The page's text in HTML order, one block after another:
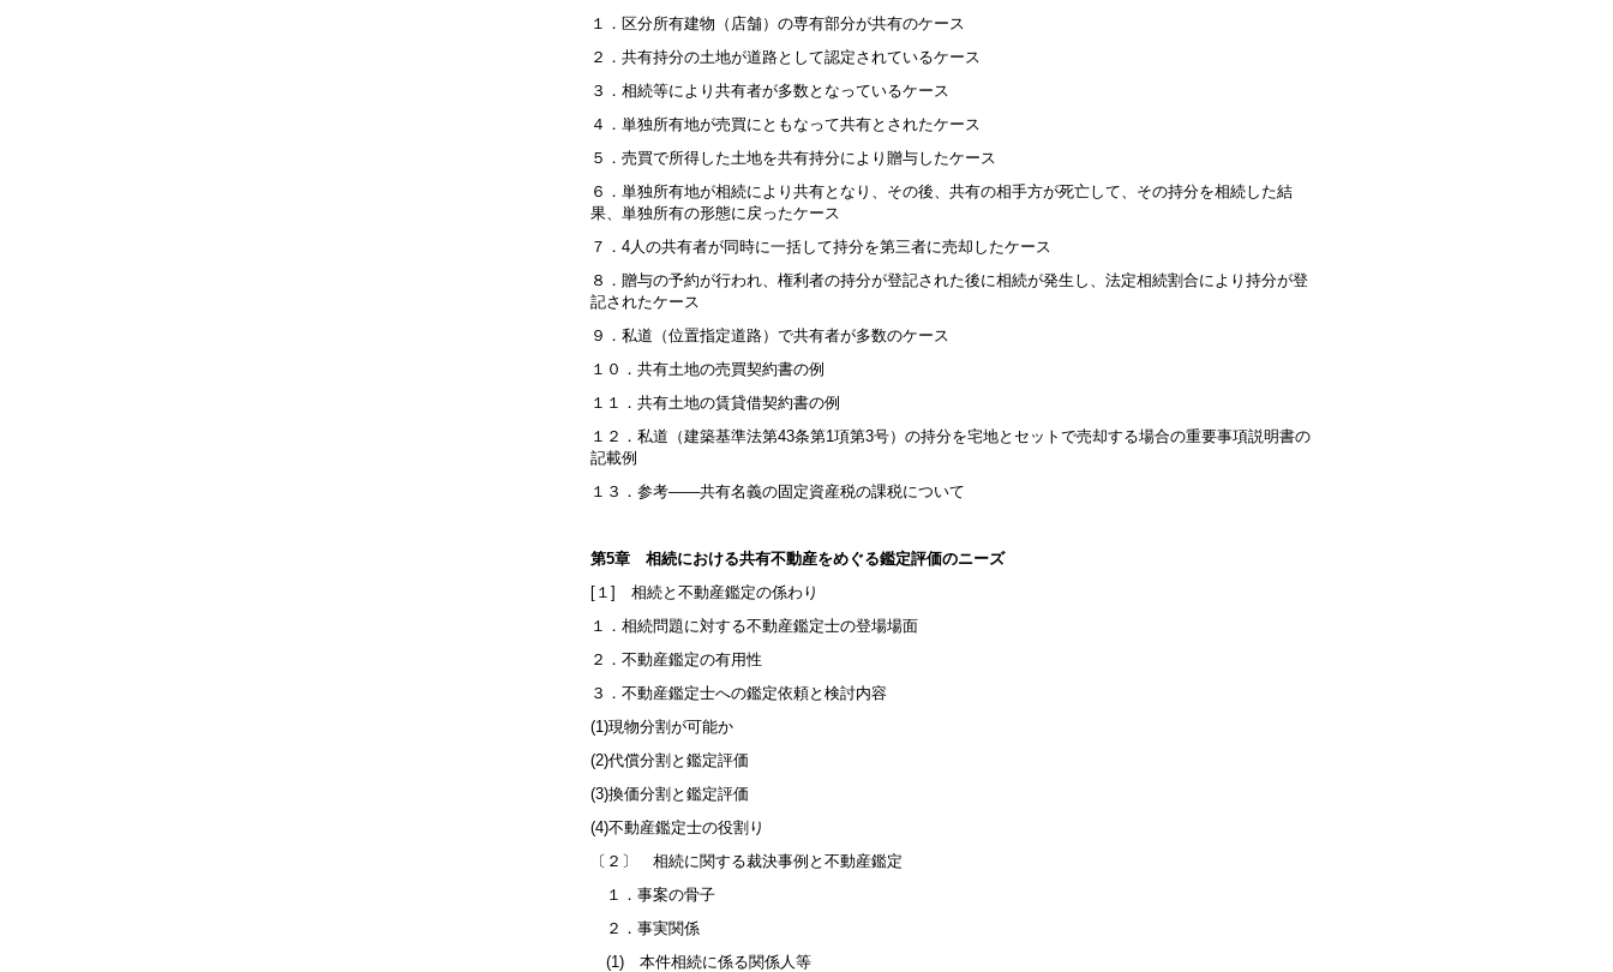
１．区分所有建物（店舗）の専有部分が共有のケース
２．共有持分の土地が道路として認定されているケース
３．相続等により共有者が多数となっているケース
４．単独所有地が売買にともなって共有とされたケース
５．売買で所得した土地を共有持分により贈与したケース
６．単独所有地が相続により共有となり、その後、共有の相手方が死亡して、その持分を相続した結
果、単独所有の形態に戻ったケース
７．4人の共有者が同時に一括して持分を第三者に売却したケース
８．贈与の予約が行われ、権利者の持分が登記された後に相続が発生し、法定相続割合により持分が登
記されたケース
９．私道（位置指定道路）で共有者が多数のケース
１０．共有土地の売買契約書の例
１１．共有土地の賃貸借契約書の例
１２．私道（建築基準法第43条第1項第3号）の持分を宅地とセットで売却する場合の重要事項説明書の
記載例
１３．参考――共有名義の固定資産税の課税について
第5章 相続における共有不動産をめぐる鑑定評価のニーズ
[１] 相続と不動産鑑定の係わり
１．相続問題に対する不動産鑑定士の登場場面
２．不動産鑑定の有用性
３．不動産鑑定士への鑑定依頼と検討内容
(1)現物分割が可能か
(2)代償分割と鑑定評価
(3)換価分割と鑑定評価
(4)不動産鑑定士の役割り
〔２〕 相続に関する裁決事例と不動産鑑定
１．事案の骨子
２．事実関係
(1) 本件相続に係る関係人等